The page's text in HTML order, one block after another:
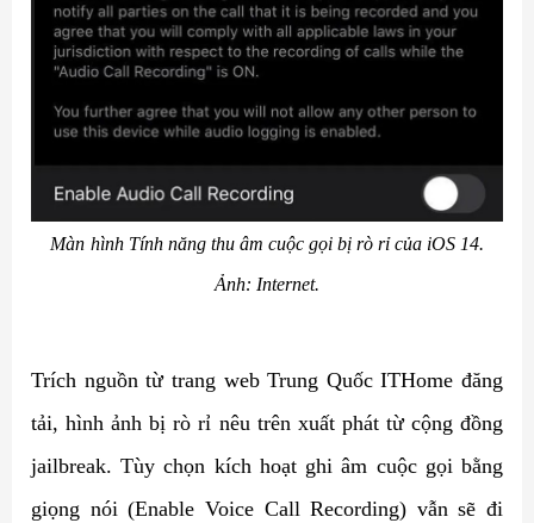
Màn hình Tính năng thu âm cuộc gọi bị rò rỉ của iOS 14.
Ảnh: Internet.
Trích nguồn từ trang web Trung Quốc ITHome đăng
tải, hình ảnh bị rò rỉ nêu trên xuất phát từ cộng đồng
jailbreak. Tùy chọn kích hoạt ghi âm cuộc gọi bằng
giọng nói (Enable Voice Call Recording) vẫn sẽ đi